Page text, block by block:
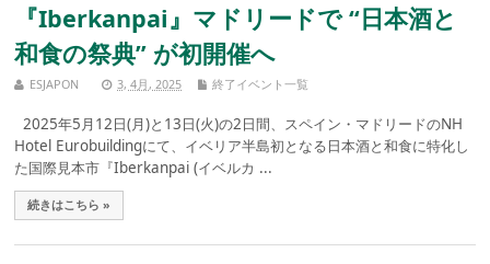
『Iberkanpai』マドリードで “日本酒と
和食の祭典” が初開催へ
ESJAPON 3, 4月, 2025 終了イベント一覧
2025年5月12日(月)と13日(火)の2日間、スペイン・マドリードのNH
Hotel Eurobuildingにて、イベリア半島初となる日本酒と和食に特化し
た国際見本市『Iberkanpai (イベルカ ...
続きはこちら »